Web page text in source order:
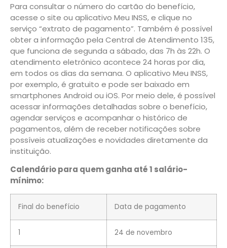
Para consultar o número do cartão do benefício,
acesse o site ou aplicativo Meu INSS, e clique no
serviço “extrato de pagamento”. Também é possível
obter a informação pela Central de Atendimento 135,
que funciona de segunda a sábado, das 7h às 22h. O
atendimento eletrônico acontece 24 horas por dia,
em todos os dias da semana. O aplicativo Meu INSS,
por exemplo, é gratuito e pode ser baixado em
smartphones Android ou iOS. Por meio dele, é possível
acessar informações detalhadas sobre o benefício,
agendar serviços e acompanhar o histórico de
pagamentos, além de receber notificações sobre
possíveis atualizações e novidades diretamente da
instituição.
Calendário para quem ganha até 1 salário-
mínimo:
Final do benefício Data de pagamento
1 24 de novembro